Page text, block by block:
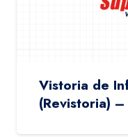
Vistoria de
(Revistoria)